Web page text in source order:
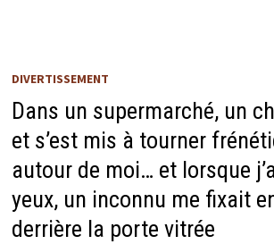
DIVERTISSEMENT
Dans un supermarché, un
et s’est mis à tourner
autour de moi… et lorsque
yeux, un inconnu me fixait
derrière la porte vitrée